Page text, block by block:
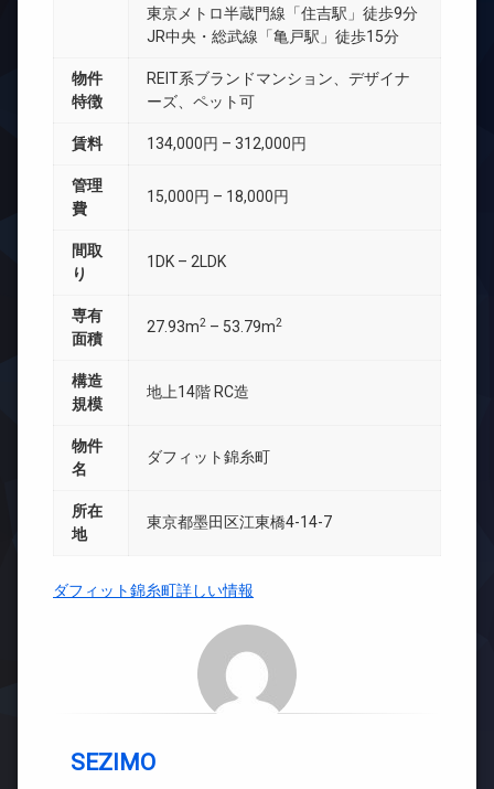
東京メトロ半蔵門線「住吉駅」徒歩9分
JR中央・総武線「亀戸駅」徒歩15分
物件
特徴
REIT系ブランドマンション、デザイナ
ーズ、ペット可
賃料 134,000円 – 312,000円
管理
費
15,000円 – 18,000円
間取
り
1DK – 2LDK
専有
面積
27.93m2 – 53.79m2
構造
規模
地上14階 RC造
物件
名
ダフィット錦糸町
所在
地
東京都墨田区江東橋4-14-7
ダフィット錦糸町詳しい情報
SEZIMO